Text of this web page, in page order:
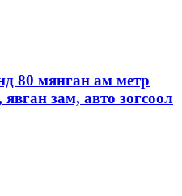
80 мянган ам метр
зам, авто зогсоол